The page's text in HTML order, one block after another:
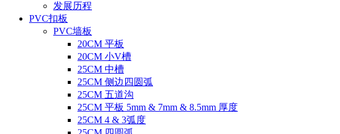
发展历程
PVC扣板
PVC墙板
20CM 平板
20CM 小V槽
25CM 中槽
25CM 侧边四圆弧
25CM 五道沟
25CM 平板 5mm & 7mm & 8.5mm 厚度
25CM 4 & 3弧度